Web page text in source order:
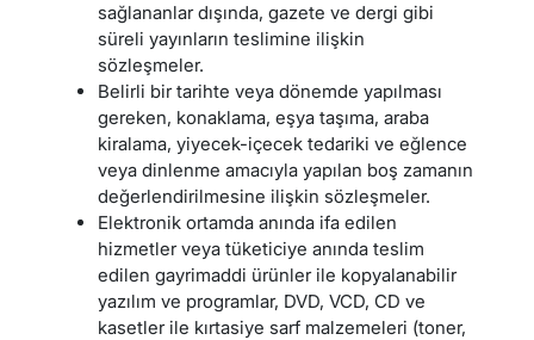
sağlananlar dışında, gazete ve dergi gibi
süreli yayınların teslimine ilişkin
sözleşmeler.
Belirli bir tarihte veya dönemde yapılması
gereken, konaklama, eşya taşıma, araba
kiralama, yiyecek-içecek tedariki ve eğlence
veya dinlenme amacıyla yapılan boş zamanın
değerlendirilmesine ilişkin sözleşmeler.
Elektronik ortamda anında ifa edilen
hizmetler veya tüketiciye anında teslim
edilen gayrimaddi ürünler ile kopyalanabilir
yazılım ve programlar, DVD, VCD, CD ve
kasetler ile kırtasiye sarf malzemeleri (toner,